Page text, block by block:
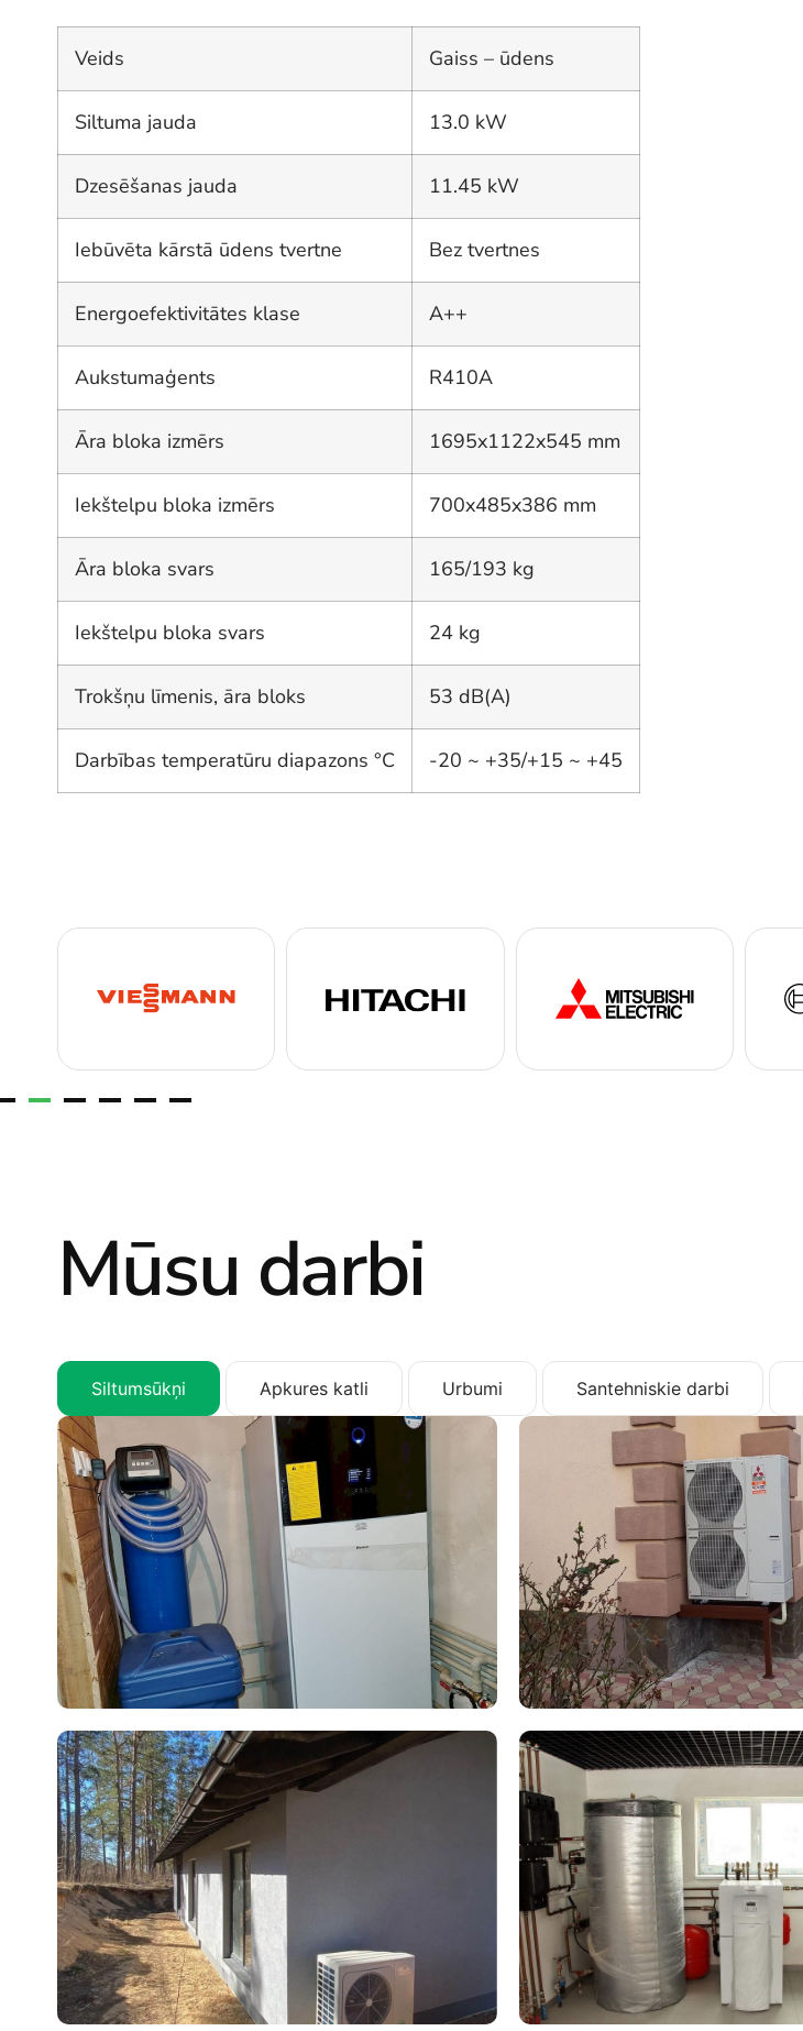
Veids Gaiss – ūdens
Siltuma jauda 13.0 kW
Dzesēšanas jauda 11.45 kW
Iebūvēta kārstā ūdens tvertne Bez tvertnes
Energoefektivitātes klase A++
Aukstumaģents R410A
Āra bloka izmērs 1695x1122x545 mm
Iekštelpu bloka izmērs 700x485x386 mm
Āra bloka svars 165/193 kg
Iekštelpu bloka svars 24 kg
Trokšņu līmenis, āra bloks 53 dB(A)
Darbības temperatūru diapazons °C -20 ~ +35/+15 ~ +45
Mūsu darbi
Siltumsūkņi Apkures katli Urbumi Santehniskie darbi